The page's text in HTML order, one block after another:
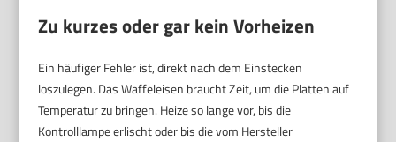
Zu kurzes oder gar kein Vorheizen
Ein häufiger Fehler ist, direkt nach dem Einstecken
loszulegen. Das Waffeleisen braucht Zeit, um die Platten auf
Temperatur zu bringen. Heize so lange vor, bis die
Kontrolllampe erlischt oder bis die vom Hersteller